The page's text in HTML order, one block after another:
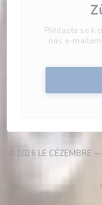
Přihlaste se k
nás e-
© 2026 LE CÉZEMBRE —